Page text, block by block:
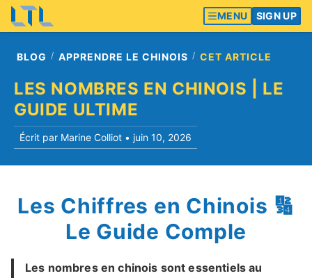
MENU SIGN UP
BLOG APPRENDRE LE CHINOIS CET ARTICLE
LES NOMBRES EN CHINOIS | LE
GUIDE ULTIME
Écrit par Marine Colliot • juin 10, 2026
Les Chiffres en Chinois 🔢
Le Guide Comple
Les nombres en chinois sont essentiels au